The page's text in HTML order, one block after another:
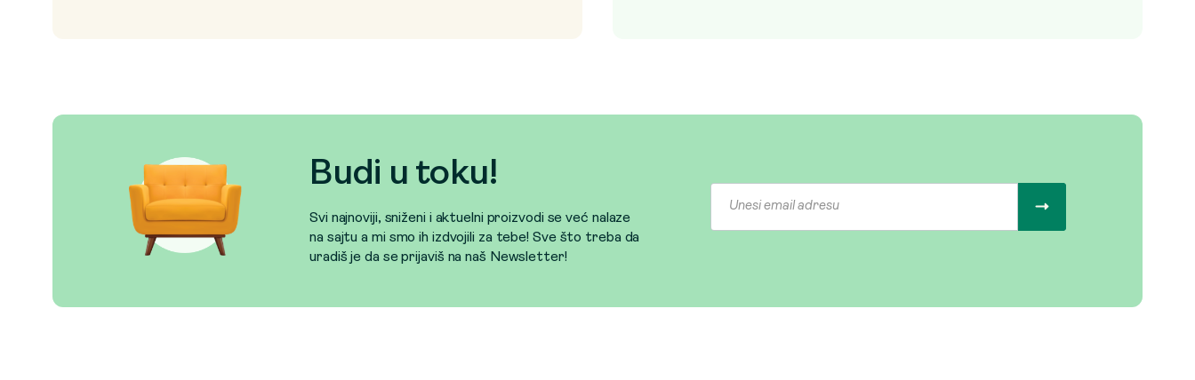
Budi u toku!
Svi najnoviji, sniženi i aktuelni proizvodi se već nalaze
na sajtu a mi smo ih izdvojili za tebe! Sve što treba da
uradiš je da se prijaviš na naš Newsletter!